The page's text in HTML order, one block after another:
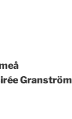
Granström